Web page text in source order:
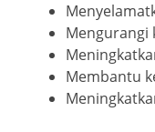
Mengurangi
Membantu